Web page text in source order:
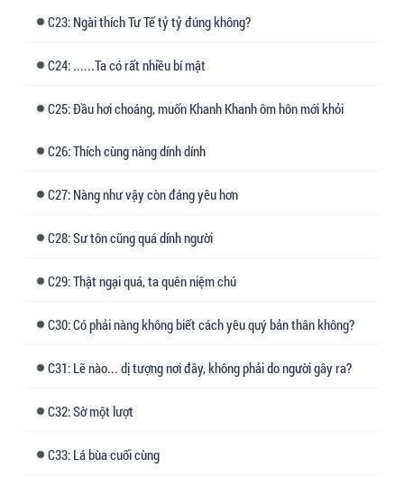
hiện kế hoạch bỏ trốn, Kính Huyền Tiên Tôn
viện trợ toàn bộ ngã xuống.
mệt mỏi, Hạ Thanh không hề giãy giụa, nhắm
hề xuất hiện.
Thay vào đó, một bàn tay nâng cằm nàng lên.
nhàng vuốt ve khóe môi nàng.
"Ngày thường chẳng phải đều gọi vi sư 'Khanh
mà ở lại?"
23: Ngài thích Tư Tế tỷ tỷ đúng không?
24: ......Ta có rất nhiều bí mật
25: Đầu hơi choáng, muốn Khanh Khanh ôm hôn mới khỏi
26: Thích cùng nàng dính dính
27: Nàng như vậy còn đáng yêu hơn
28: Sư tôn cũng quá dính người
29: Thật ngại quá, ta quên niệm chú
30: Có phải nàng không biết cách yêu quý bản thân không?
31: Lẽ nào... dị tượng nơi đây, không phải do người gây ra?
32: Sờ một lượt
33: Lá bùa cuối cùng